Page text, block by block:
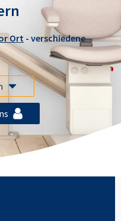
Ort- verschiedene